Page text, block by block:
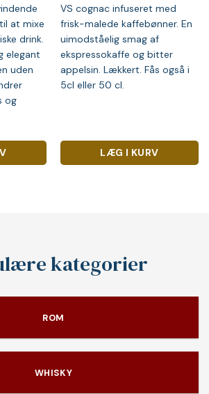
at mixe
drink.
elegant
uden
og
VS cognac infuseret med
frisk-malede kaffebønner. En
uimodståelig smag af
ekspressokaffe og bitter
appelsin. Lækkert. Fås også i
5cl eller 50 cl.
LÆG I KURV
kategorier
ROM
WHISKY